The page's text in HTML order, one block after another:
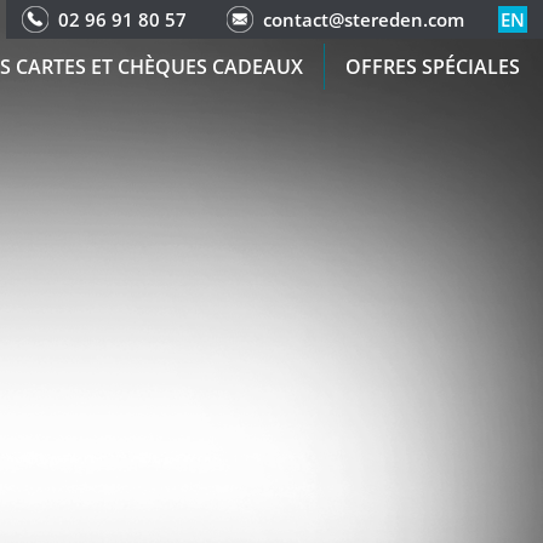
02 96 91 80 57 contact@stereden.com EN
CARTES ET CHÈQUES CADEAUX OFFRES SPÉCIALES